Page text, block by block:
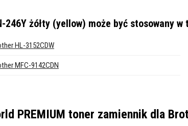
246Y żółty (yellow) może być stosowany
HL-3152CDW
MFC-9142CDN
PREMIUM toner zamiennik dla